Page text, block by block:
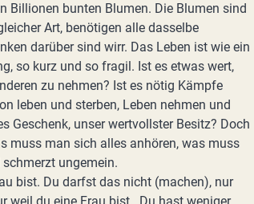
Billionen bunten Blumen. Die Blumen sind
Art, benötigen alle dasselbe
darüber sind wirr. Das Leben ist wie ein
so kurz und so fragil. Ist es etwas wert,
zu nehmen? Ist es nötig Kämpfe
leben und sterben, Leben nehmen und
Geschenk, unser wertvollster Besitz? Doch
muss man sich alles anhören, was muss
ungemein.
bist. Du darfst das nicht (machen), nur